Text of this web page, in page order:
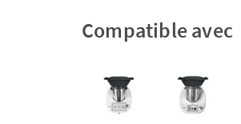
Compatible avec